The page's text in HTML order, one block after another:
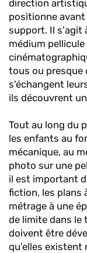
direction
positionne
support. Il s'agit
médium
tous ou presque
s'échangent
ils découvrent
Tout au long du
les enfants au
mécanique, au
photo sur une
il est important
fiction, les plans
métrage à une
de limite dans le
doivent être
qu'elles existent